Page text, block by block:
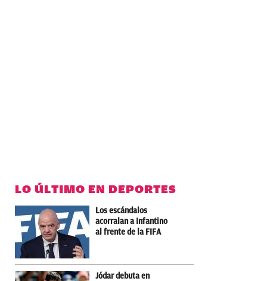
LO ÚLTIMO EN DEPORTES
Los escándalos
acorralan a Infantino
al frente de la FIFA
Jódar debuta en